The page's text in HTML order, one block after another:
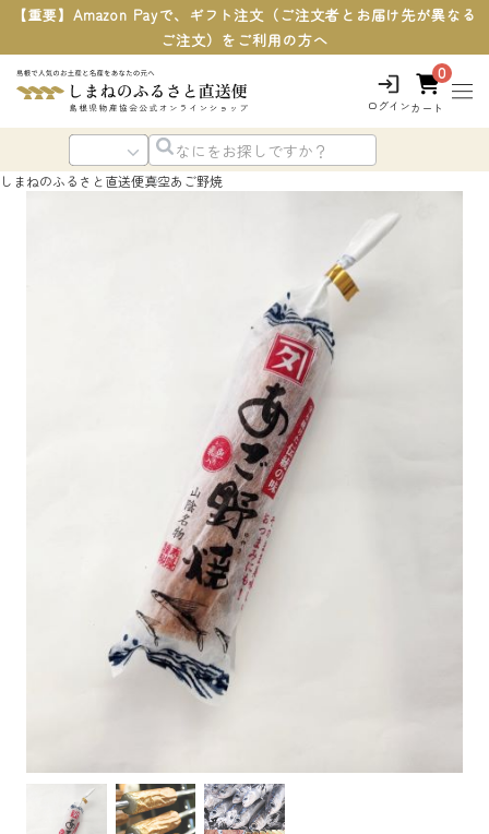
【重要】Amazon Payで、ギフト注文（ご注文者とお届け先が異なる
ご注文）をご利用の方へ
ログイン
0
カート
しまねのふるさと直送便真空あご野焼